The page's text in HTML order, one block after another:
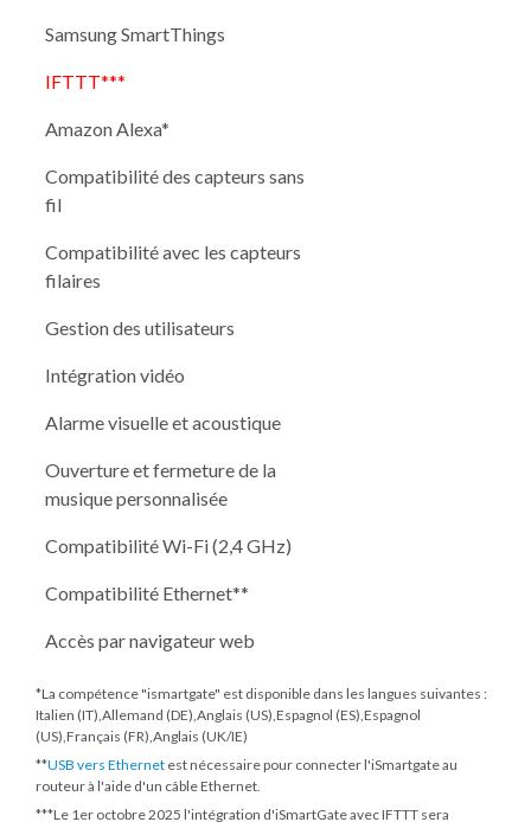
Samsung SmartThings
IFTTT***
Amazon Alexa*
Compatibilité des capteurs sans
fil
Compatibilité avec les capteurs
filaires
Gestion des utilisateurs
Intégration vidéo
Alarme visuelle et acoustique
Ouverture et fermeture de la
musique personnalisée
Compatibilité Wi-Fi (2,4 GHz)
Compatibilité Ethernet**
Accès par navigateur web
*La compétence "ismartgate" est disponible dans les langues suivantes :
Italien (IT),Allemand (DE),Anglais (US),Espagnol (ES),Espagnol
(US),Français (FR),Anglais (UK/IE)
**USB vers Ethernet est nécessaire pour connecter l'iSmartgate au
routeur à l'aide d'un câble Ethernet.
***Le 1er octobre 2025 l'intégration d'iSmartGate avec IFTTT sera